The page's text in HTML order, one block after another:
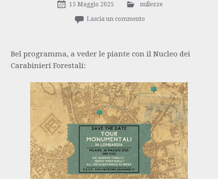
15 Maggio 2025 nullezze
Lascia un commento
Bel programma, a veder le piante con il Nucleo dei
Carabinieri Forestali: